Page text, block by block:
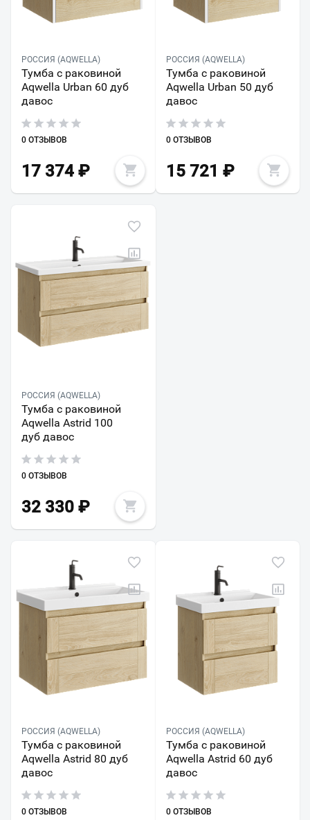
РОССИЯ (AQWELLA)
Тумба с раковиной
Aqwella Urban 60 дуб
давос
0 ОТЗЫВОВ
17 374 ₽
РОССИЯ (AQWELLA)
Тумба с раковиной
Aqwella Urban 50 дуб
давос
0 ОТЗЫВОВ
15 721 ₽
РОССИЯ (AQWELLA)
Тумба с раковиной
Aqwella Astrid 100
дуб давос
0 ОТЗЫВОВ
32 330 ₽
РОССИЯ (AQWELLA)
Тумба с раковиной
Aqwella Astrid 80 дуб
давос
0 ОТЗЫВОВ
РОССИЯ (AQWELLA)
Тумба с раковиной
Aqwella Astrid 60 дуб
давос
0 ОТЗЫВОВ